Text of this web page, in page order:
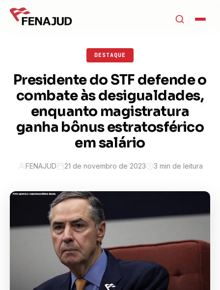
DESTAQUE
Presidente do STF defende o
combate às desigualdades,
enquanto magistratura
ganha bônus estratosférico
em salário
FENAJUD 21 de novembro de 2023 3 min de leitura